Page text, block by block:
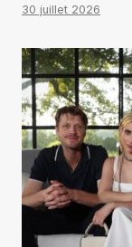
30 juillet 2026